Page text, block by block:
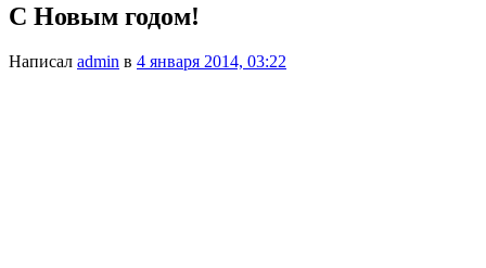
С Новым годом!
Написал admin в 4 января 2014, 03:22